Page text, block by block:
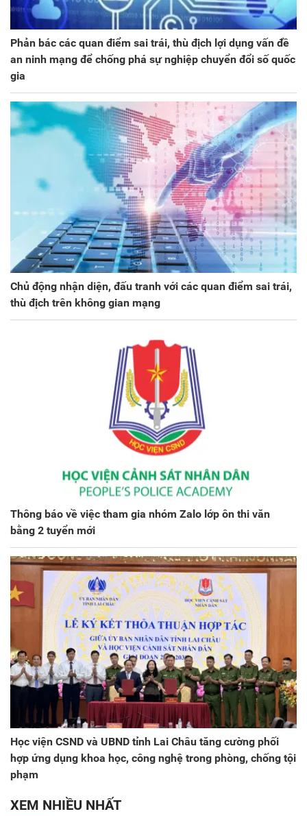
Phản bác các quan điểm sai trái, thù địch lợi dụng vấn đề
an ninh mạng để chống phá sự nghiệp chuyển đổi số quốc
gia
Chủ động nhận diện, đấu tranh với các quan điểm sai trái,
thù địch trên không gian mạng
Thông báo về việc tham gia nhóm Zalo lớp ôn thi văn
bằng 2 tuyển mới
Học viện CSND và UBND tỉnh Lai Châu tăng cường phối
hợp ứng dụng khoa học, công nghệ trong phòng, chống tội
phạm
XEM NHIỀU NHẤT